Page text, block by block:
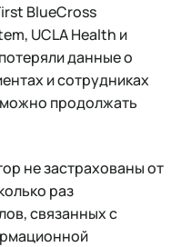
BlueCross
UCLA Health и
данные о
и сотрудниках
продолжать
не застрахованы от
раз
связанных с